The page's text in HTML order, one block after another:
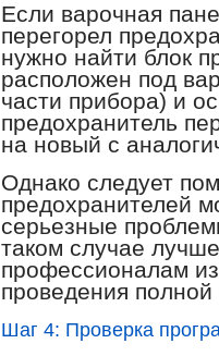
Если варочная
перегорел
нужно найти блок
расположен под
части прибора) и
предохранитель
на новый с
Однако следует
предохранителей
серьезные
таком случае
профессионалам
проведения
Шаг 4: Проверка